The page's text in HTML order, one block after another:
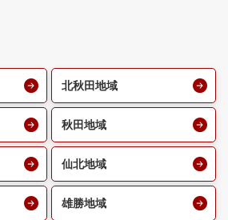
北秋田地域
秋田地域
仙北地域
雄勝地域